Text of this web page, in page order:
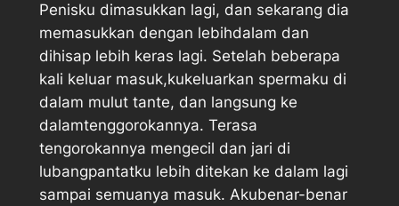
Penisku dimasukkan lagi, dan sekarang dia
memasukkan dengan lebihdalam dan
dihisap lebih keras lagi. Setelah beberapa
kali keluar masuk,kukeluarkan spermaku di
dalam mulut tante, dan langsung ke
dalamtenggorokannya. Terasa
tengorokannya mengecil dan jari di
lubangpantatku lebih ditekan ke dalam lagi
sampai semuanya masuk. Akubenar-benar